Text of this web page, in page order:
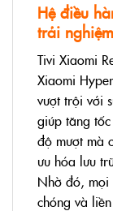
Hệ điều
trải nghiệm
Tivi Xiaomi
Xiaomi
vượt trội với
giúp tăng
độ mượt mà
ưu hóa lưu
Nhờ đó, mọi
chóng và